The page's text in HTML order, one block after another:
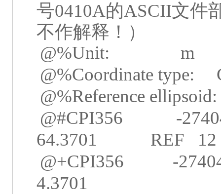
号0410A的ASCII文件
不作解释！）
@%Unit:
m
@%Coordinate type:
@%Reference
@#CPI356
-
64.3701
REF
12
@+CPI356
-
4.3701